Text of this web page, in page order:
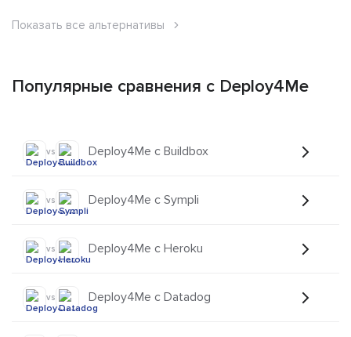
Показать все альтернативы
Популярные сравнения с Deploy4Me
vs Deploy4Me с Buildbox
vs Deploy4Me с Sympli
vs Deploy4Me с Heroku
vs Deploy4Me с Datadog